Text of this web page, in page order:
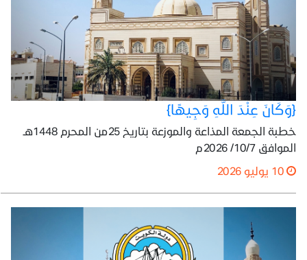
{وَكَانَ عِنْدَ اللَّهِ وَجِيهًا}
خطبة الجمعة المذاعة والموزعة بتاريخ 25من المحرم 1448هـ
الموافق 10/7/ 2026م